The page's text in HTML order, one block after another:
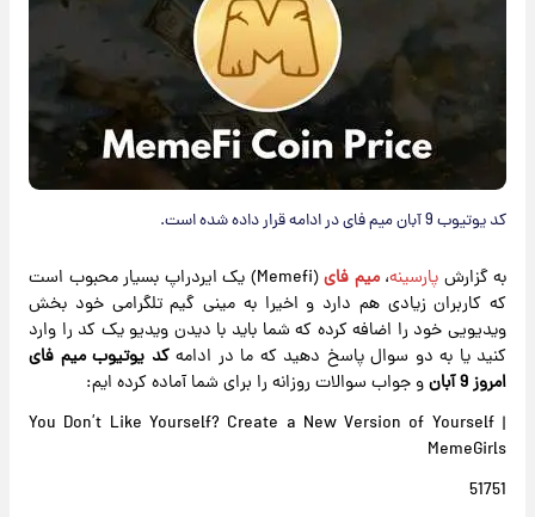
کد یوتیوب 9 آبان میم فای در ادامه قرار داده شده است.
به گزارش پارسینه،میم فای
(Memefi) یک ایردراپ بسیار محبوب است
که کاربران زیادی هم دارد و اخیرا به مینی گیم تلگرامی خود بخش
ویدیویی خود را اضافه کرده که شما باید با دیدن ویدیو یک کد را وارد
کنید یا به دو سوال پاسخ دهید که ما در ادامهکد یوتیوب میم فای
امروز 9 آبان
و جواب سوالات روزانه را برای شما آماده کرده ایم:
You Don’t Like Yourself? Create a New Version of Yourself |
MemeGirls
51751